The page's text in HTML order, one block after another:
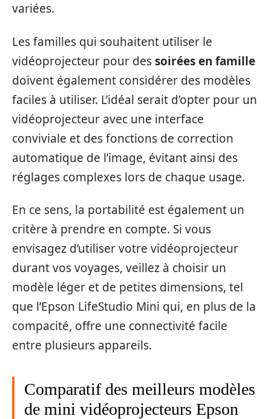
variées.
Les familles qui souhaitent utiliser le
vidéoprojecteur pour dessoirées en famille
doivent également considérer des modèles
faciles à utiliser. L’idéal serait d’opter pour un
vidéoprojecteur avec une interface
conviviale et des fonctions de correction
automatique de l’image, évitant ainsi des
réglages complexes lors de chaque usage.
En ce sens, la portabilité est également un
critère à prendre en compte. Si vous
envisagez d’utiliser votre vidéoprojecteur
durant vos voyages, veillez à choisir un
modèle léger et de petites dimensions, tel
que l’Epson LifeStudio Mini qui, en plus de la
compacité, offre une connectivité facile
entre plusieurs appareils.
Comparatif des meilleurs modèles
de mini vidéoprojecteurs Epson